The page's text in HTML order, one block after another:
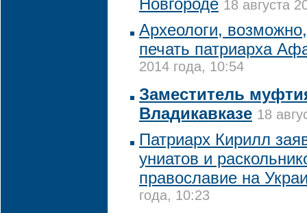
Новгороде 18 августа
Археологи,
печать патриарха
2014 года, 10:54
Заместитель
Владикавказе 18
Патриарх Кирилл
униатов и
православие на
года, 10:23